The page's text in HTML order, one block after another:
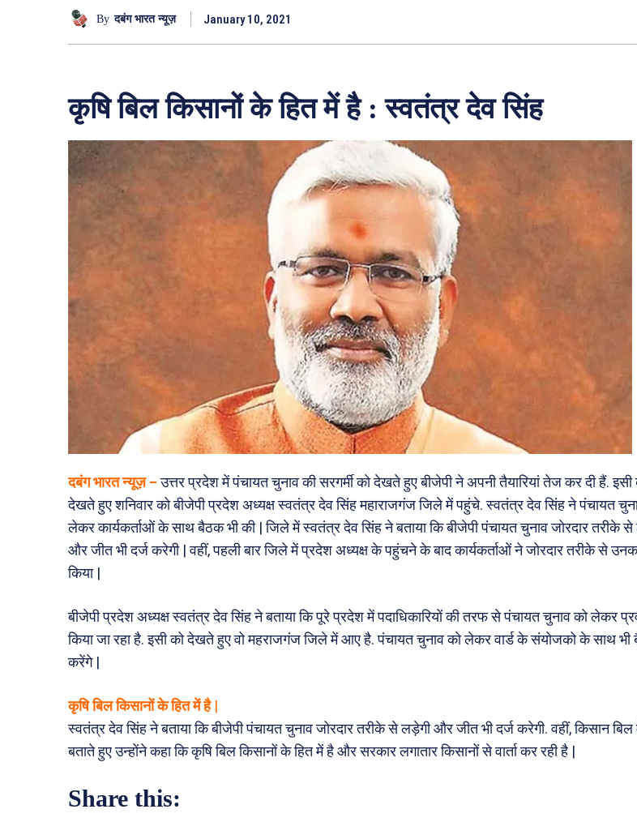
By दबंग भारत न्यूज़ January 10, 2021
कृषि बिल किसानों के हित में है : स्वतंत्र देव सिंह
दबंग भारत न्यूज़ –उत्तर प्रदेश में पंचायत चुनाव की सरगर्मी को देखते हुए बीजेपी ने अपनी तैयारियां तेज कर दी हैं. इसी
देखते हुए शनिवार को बीजेपी प्रदेश अध्यक्ष स्वतंत्र देव सिंह महाराजगंज जिले में पहुंचे. स्वतंत्र देव सिंह ने पंचायत
लेकर कार्यकर्ताओं के साथ बैठक भी की | जिले में स्वतंत्र देव सिंह ने बताया कि बीजेपी पंचायत चुनाव जोरदार तरीके
और जीत भी दर्ज करेगी | वहीं, पहली बार जिले में प्रदेश अध्यक्ष के पहुंचने के बाद कार्यकर्ताओं ने जोरदार तरीके से
किया |
बीजेपी प्रदेश अध्यक्ष स्वतंत्र देव सिंह ने बताया कि पूरे प्रदेश में पदाधिकारियों की तरफ से पंचायत चुनाव को लेकर
किया जा रहा है. इसी को देखते हुए वो महराजगंज जिले में आए है. पंचायत चुनाव को लेकर वार्ड के संयोजको के साथ
करेंगे |
कृषि बिल किसानों के हित में है |
स्वतंत्र देव सिंह ने बताया कि बीजेपी पंचायत चुनाव जोरदार तरीके से लड़ेगी और जीत भी दर्ज करेगी. वहीं, किसान बिल
बताते हुए उन्होंने कहा कि कृषि बिल किसानों के हित में है और सरकार लगातार किसानों से वार्ता कर रही है |
Share this: